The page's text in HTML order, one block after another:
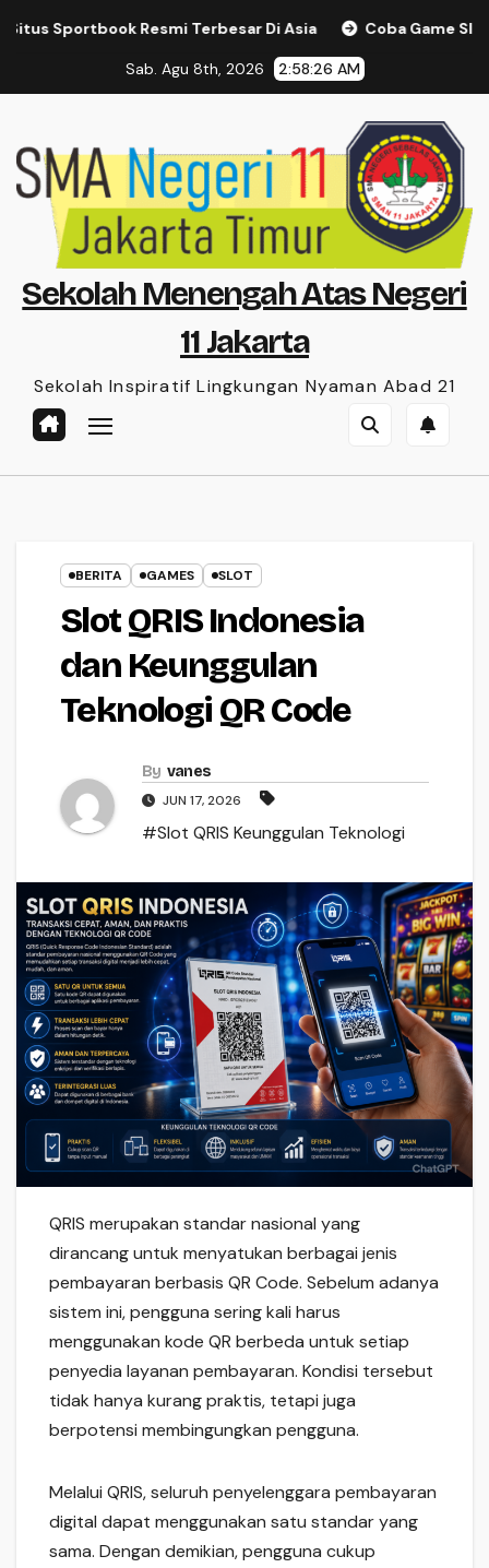
Resmi Terbesar Di Asia Coba Game Slot Terbaru
Sab. Agu 8th, 2026 2:58:27 AM
Sekolah Menengah Atas Negeri
11 Jakarta
Sekolah Inspiratif Lingkungan Nyaman Abad 21
BERITA GAMES SLOT
Slot QRIS Indonesia
dan Keunggulan
Teknologi QR Code
By vanes
JUN 17, 2026
#Slot QRIS Keunggulan Teknologi
QRIS merupakan standar nasional yang
dirancang untuk menyatukan berbagai jenis
pembayaran berbasis QR Code. Sebelum adanya
sistem ini, pengguna sering kali harus
menggunakan kode QR berbeda untuk setiap
penyedia layanan pembayaran. Kondisi tersebut
tidak hanya kurang praktis, tetapi juga
berpotensi membingungkan pengguna.
Melalui QRIS, seluruh penyelenggara pembayaran
digital dapat menggunakan satu standar yang
sama. Dengan demikian, pengguna cukup